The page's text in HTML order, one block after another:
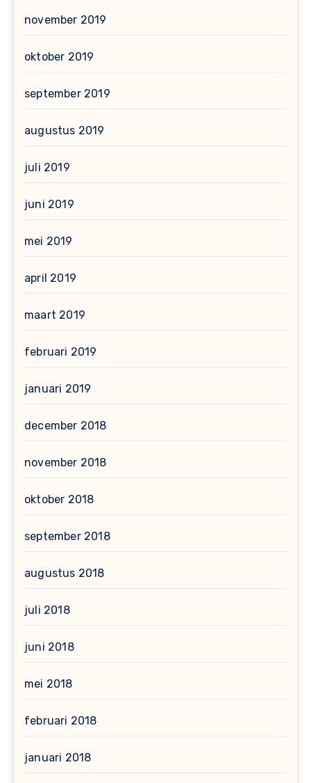
november 2019
oktober 2019
september 2019
augustus 2019
juli 2019
juni 2019
mei 2019
april 2019
maart 2019
februari 2019
januari 2019
december 2018
november 2018
oktober 2018
september 2018
augustus 2018
juli 2018
juni 2018
mei 2018
februari 2018
januari 2018